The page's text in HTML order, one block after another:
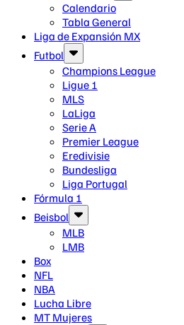
Calendario
Tabla General
Liga de Expansión MX
Futbol
Champions League
Ligue 1
MLS
LaLiga
Serie A
Premier League
Eredivisie
Bundesliga
Liga Portugal
Fórmula 1
Beisbol
MLB
LMB
Box
NFL
NBA
Lucha Libre
MT Mujeres